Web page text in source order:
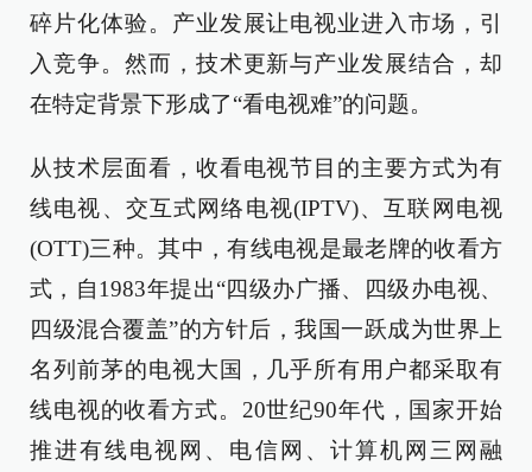
碎片化体验。产业发展让电视业进入市场，引
入竞争。然而，技术更新与产业发展结合，却
在特定背景下形成了“看电视难”的问题。
从技术层面看，收看电视节目的主要方式为有
线电视、交互式网络电视(IPTV)、互联网电视
(OTT)三种。其中，有线电视是最老牌的收看方
式，自1983年提出“四级办广播、四级办电视、
四级混合覆盖”的方针后，我国一跃成为世界上
名列前茅的电视大国，几乎所有用户都采取有
线电视的收看方式。20世纪90年代，国家开始
推进有线电视网、电信网、计算机网三网融